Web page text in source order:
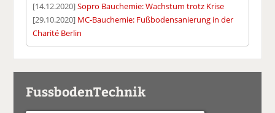
[14.12.2020]Sopro Bauchemie: Wachstum trotz Krise
[29.10.2020] MC-Bauchemie: Fußbodensanierung in der
Charité Berlin
FussbodenTechnik